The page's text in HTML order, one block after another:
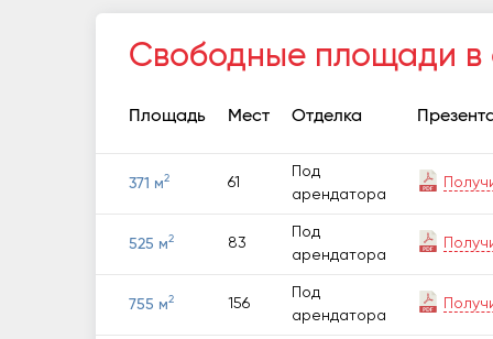
Свободные площади в
Площадь Мест Отделка
371 м2 61
Под
арендатора
525 м2 83
Под
арендатора
755 м2 156
Под
арендатора